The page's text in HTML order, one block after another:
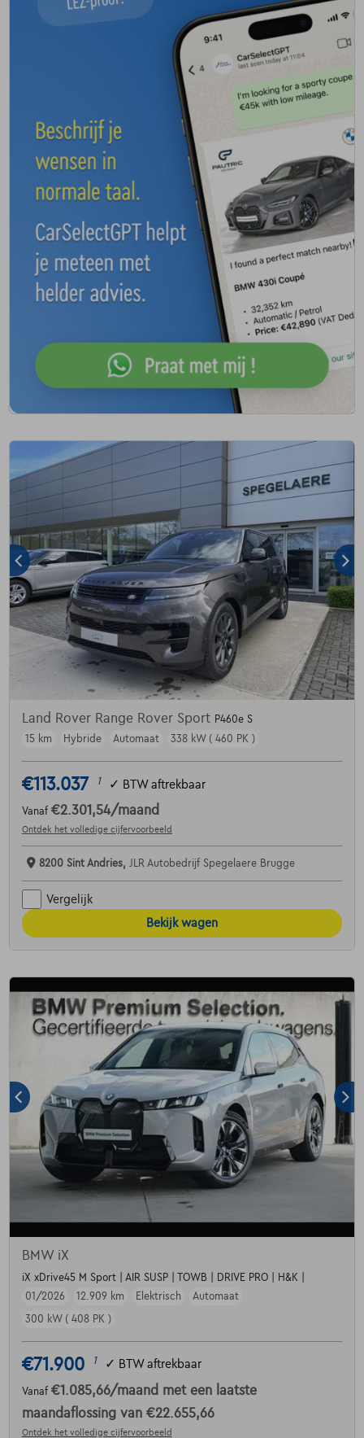
Land Rover Range Rover Sport P460e S
15 km
Hybride Automaat 338 kW ( 460 PK )
€113.037 1 ✓ BTW aftrekbaar
Vanaf €2.301,54/maand
Ontdek het volledige cijfervoorbeeld
8200 Sint Andries, JLR Autobedrijf Spegelaere Brugge
Vergelijk
Bekijk wagen
BMW iX
iX xDrive45 M Sport | AIR SUSP | TOWB | DRIVE PRO | H&K |
01/2026
12.909 km Elektrisch
Automaat
300 kW ( 408 PK )
€71.900 1 ✓ BTW aftrekbaar
Vanaf €1.085,66/maand met een laatste
maandaflossing van €22.655,66
Ontdek het volledige cijfervoorbeeld